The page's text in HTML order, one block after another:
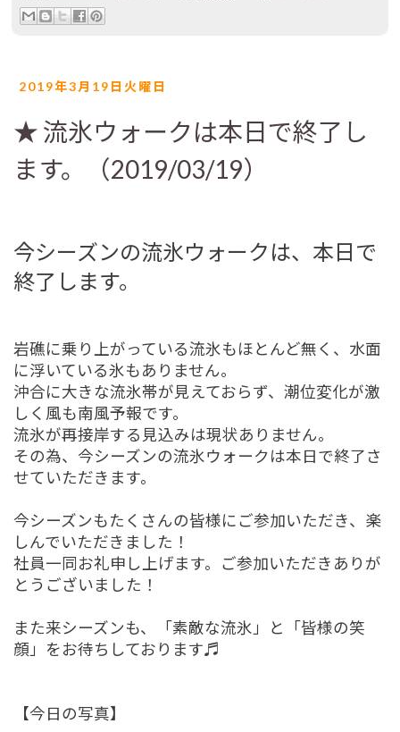
2019年3月19日火曜日
★ 流氷ウォークは本日で終了し
ます。（2019/03/19）
今シーズンの流氷ウォークは、本日で
終了します。
岩礁に乗り上がっている流氷もほとんど無く、水面
に浮いている氷もありません。
沖合に大きな流氷帯が見えておらず、潮位変化が激
しく風も南風予報です。
流氷が再接岸する見込みは現状ありません。
その為、今シーズンの流氷ウォークは本日で終了さ
せていただきます。
今シーズンもたくさんの皆様にご参加いただき、楽
しんでいただきました！
社員一同お礼申し上げます。ご参加いただきありが
とうございました！
また来シーズンも、「素敵な流氷」と「皆様の笑
顔」をお待ちしております♬
【今日の写真】